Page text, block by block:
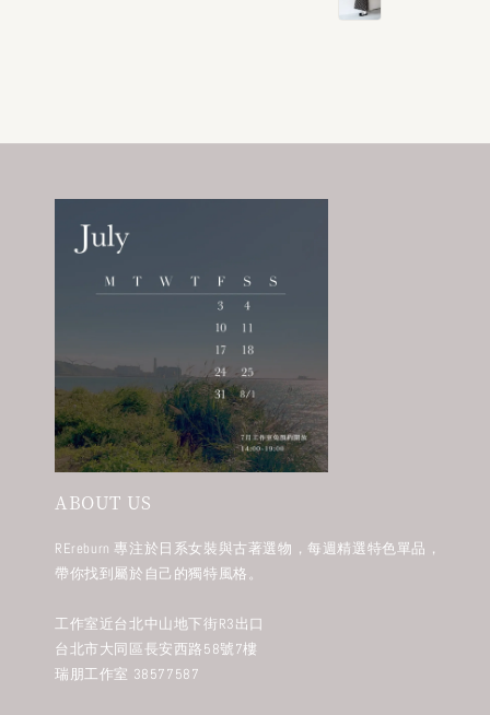
ABOUT US
REreburn 專注於日系女裝與古著選物，每週精選特色單品，
帶你找到屬於自己的獨特風格。
工作室近台北中山地下街R3出口
台北市大同區長安西路58號7樓
瑞朋工作室 38577587